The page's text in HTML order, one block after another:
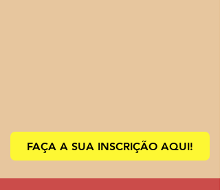
FAÇA A SUA INSCRIÇÃO AQUI!